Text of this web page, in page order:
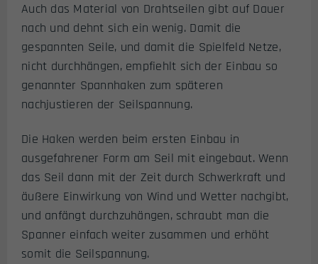
Auch das Material von Drahtseilen gibt auf Dauer
nach und dehnt sich ein wenig. Damit die
gespannten Seile, und damit die Spielfeld Netze,
nicht durchhängen, empfiehlt sich der Einbau so
genannter Spannhaken zum späteren
nachjustieren der Seilspannung.
Die Haken werden beim ersten Einbau in
ausgefahrener Form am Seil mit eingebaut. Wenn
das Seil dann mit der Zeit durch Schwerkraft und
äußere Einwirkung von Wind und Wetter nachgibt,
und anfängt durchzuhängen, schraubt man die
Spanner einfach weiter zusammen und erhöht
somit die Seilspannung.